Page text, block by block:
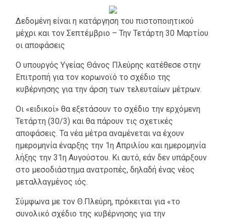
Δεδομένη είναι η κατάργηση του πιστοποιητικού
μέχρι και τον Σεπτέμβριο – Την Τετάρτη 30 Μαρτίου
οι αποφάσεις
Ο υπουργός Υγείας Θάνος Πλεύρης κατέθεσε στην
Επιτροπή για τον κορωνοϊό το σχέδιο της
κυβέρνησης για την άρση των τελευταίων μέτρων.
Οι «ειδικοί» θα εξετάσουν το σχέδιο την ερχόμενη
Τετάρτη (30/3) και θα πάρουν τις σχετικές
αποφάσεις. Τα νέα μέτρα αναμένεται να έχουν
ημερομηνία έναρξης την 1η Απριλίου και ημερομηνία
λήξης την 31η Αυγούστου. Κι αυτό, εάν δεν υπάρξουν
στο μεσοδιάστημα ανατροπές, δηλαδή ένας νέος
μεταλλαγμένος ιός.
Σύμφωνα με τον Θ.Πλεύρη, πρόκειται για «το
συνολικό σχέδιο της κυβέρνησης για την